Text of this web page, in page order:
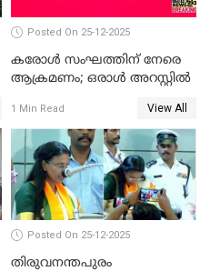
Posted On 25-12-2025
കരോള്‍ സംഘത്തിന് നേരെ
ആക്രമണം; ഒരാള്‍ അറസ്റ്റില്‍
1 Min Read View All
Posted On 25-12-2025
തിരുവനന്തപുരം